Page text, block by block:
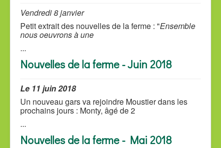
Vendredi 8 janvier
Petit extrait des nouvelles de la ferme : "Ensemble
nous oeuvrons à une
...
Nouvelles de la ferme - Juin 2018
Le 11 juin 2018
Un nouveau gars va rejoindre Moustier dans les
prochains jours : Monty, âgé de 2
...
Nouvelles de la ferme - Mai 2018